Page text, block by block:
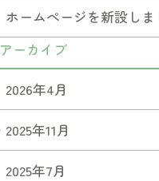
ホームぺージを新設しま
アーカイブ
2026年4月
2025年11月
2025年7月